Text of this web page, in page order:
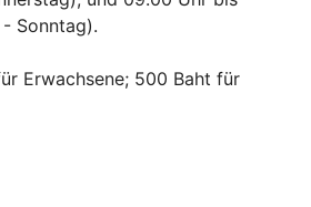
Sonntag).
Erwachsene; 500 Baht für